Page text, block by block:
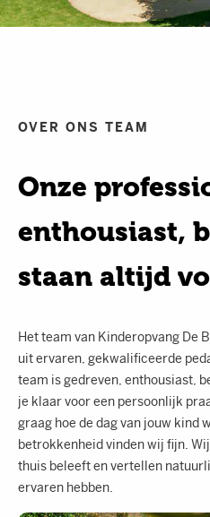
OVER ONS TEAM
Onze
enthousiast,
staan altijd
Het team van Kinderopvang De
uit ervaren, gekwalificeerde
team is gedreven, enthousiast,
je klaar voor een persoonlijk
graag hoe de dag van jouw kind
betrokkenheid vinden wij fijn.
thuis beleeft en vertellen
ervaren hebben.